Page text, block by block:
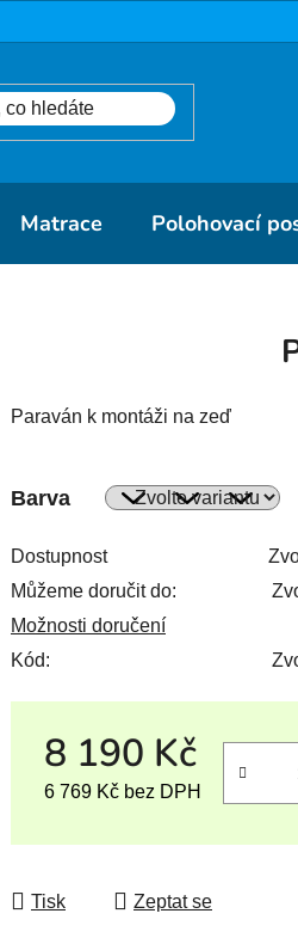
Matrace Polohovací
Paraván k montáži na zeď
Barva
Dostupnost
Můžeme doručit do:
Možnosti doručení
Kód:
8 190 Kč
6 769 Kč bez DPH
Tisk Zeptat se